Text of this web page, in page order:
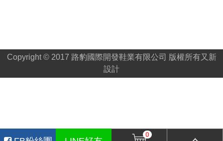
Copyright © 2017 路豹國際開發鞋業有限公司 版權所有又新
設計
0